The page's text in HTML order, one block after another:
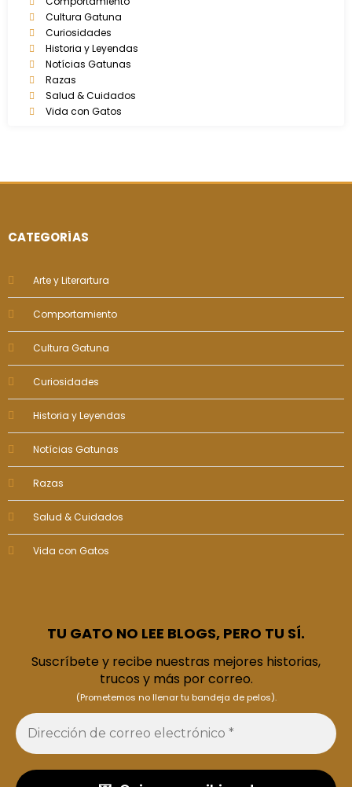
Cultura Gatuna
Curiosidades
Historia y Leyendas
Notícias Gatunas
Razas
Salud & Cuidados
Vida con Gatos
CATEGORÍAS
Arte y Literartura
Comportamiento
Cultura Gatuna
Curiosidades
Historia y Leyendas
Notícias Gatunas
Razas
Salud & Cuidados
Vida con Gatos
TU GATO NO LEE BLOGS, PERO TU SÍ.
Suscríbete y recibe nuestras mejores historias,
trucos y más por correo.
(Prometemos no llenar tu bandeja de pelos).